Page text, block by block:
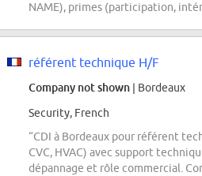
NAME), primes (participation,
référent technique H/F
Company not shown | Bordeaux
Security, French
“CDI à Bordeaux pour référent
CVC, HVAC) avec support
dépannage et rôle commercial.